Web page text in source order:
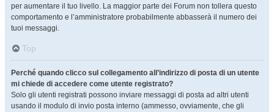
per aumentare il tuo livello. La maggior parte dei Forum non tollera questo
comportamento e l’amministratore probabilmente abbasserà il numero dei
tuoi messaggi.
Top
Perché quando clicco sul collegamento all’indirizzo di posta di un utente
mi chiede di accedere come utente registrato?
Solo gli utenti registrati possono inviare messaggi di posta ad altri utenti
usando il modulo di invio posta interno (ammesso, ovviamente, che gli